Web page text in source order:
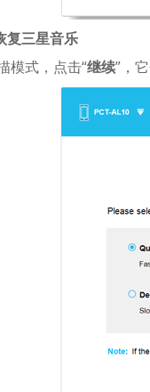
复三星音乐
模式，点击“继续”，